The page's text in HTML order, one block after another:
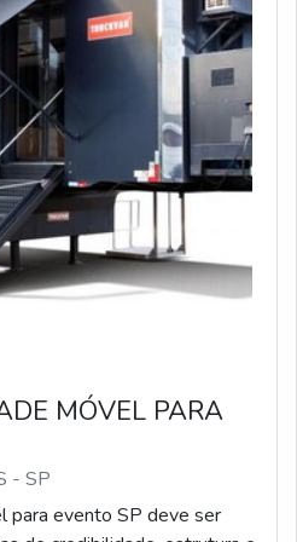
equilibram alcance e
das operações
de travamento,
e acessórios e faixa de
limitado, escolho variantes
quando busco
rosca fina e pontas
rápidas costumo
rigidez lateral e
varas longas.
— resistência local
é maior.
MÓVEL PARA
- SP
para evento SP deve ser